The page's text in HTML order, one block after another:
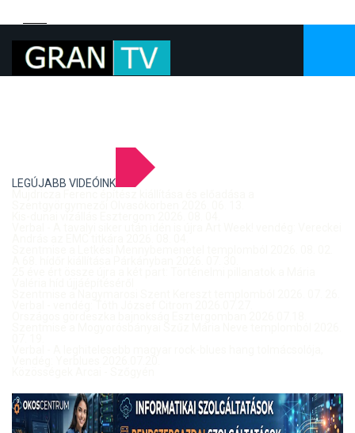
LEGÚJABB VIDEÓINK